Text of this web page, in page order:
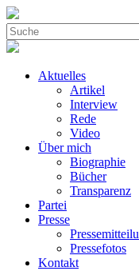
Aktuelles
Artikel
Interview
Rede
Video
Über mich
Biographie
Bücher
Transparenz
Partei
Presse
Pressefotos
Kontakt